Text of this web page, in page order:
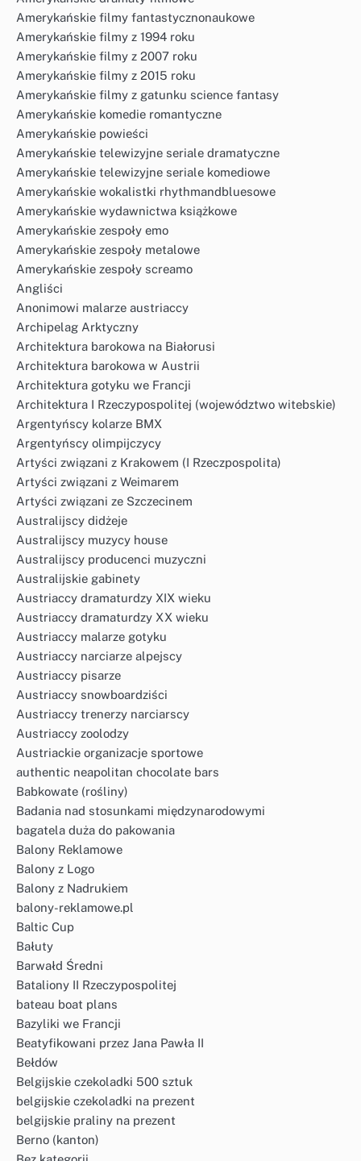
Amerykańskie filmy fantastycznonaukowe
Amerykańskie filmy z 1994 roku
Amerykańskie filmy z 2007 roku
Amerykańskie filmy z 2015 roku
Amerykańskie filmy z gatunku science fantasy
Amerykańskie komedie romantyczne
Amerykańskie powieści
Amerykańskie telewizyjne seriale dramatyczne
Amerykańskie telewizyjne seriale komediowe
Amerykańskie wokalistki rhythmandbluesowe
Amerykańskie wydawnictwa książkowe
Amerykańskie zespoły emo
Amerykańskie zespoły metalowe
Amerykańskie zespoły screamo
Angliści
Anonimowi malarze austriaccy
Archipelag Arktyczny
Architektura barokowa na Białorusi
Architektura barokowa w Austrii
Architektura gotyku we Francji
Architektura I Rzeczypospolitej (województwo witebskie)
Argentyńscy kolarze BMX
Argentyńscy olimpijczycy
Artyści związani z Krakowem (I Rzeczpospolita)
Artyści związani z Weimarem
Artyści związani ze Szczecinem
Australijscy didżeje
Australijscy muzycy house
Australijscy producenci muzyczni
Australijskie gabinety
Austriaccy dramaturdzy XIX wieku
Austriaccy dramaturdzy XX wieku
Austriaccy malarze gotyku
Austriaccy narciarze alpejscy
Austriaccy pisarze
Austriaccy snowboardziści
Austriaccy trenerzy narciarscy
Austriaccy zoolodzy
Austriackie organizacje sportowe
authentic neapolitan chocolate bars
Babkowate (rośliny)
Badania nad stosunkami międzynarodowymi
bagatela duża do pakowania
Balony Reklamowe
Balony z Logo
Balony z Nadrukiem
balony-reklamowe.pl
Baltic Cup
Bałuty
Barwałd Średni
Bataliony II Rzeczypospolitej
bateau boat plans
Bazyliki we Francji
Beatyfikowani przez Jana Pawła II
Bełdów
Belgijskie czekoladki 500 sztuk
belgijskie czekoladki na prezent
belgijskie praliny na prezent
Berno (kanton)